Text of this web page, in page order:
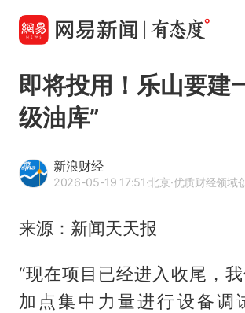
即将投用！乐山要建
级油库”
新浪财经
2026-05-19 17:51·北京·优质财经领域创作
来源：新闻天天报
“现在项目已经进入收尾，
加点集中力量进行设备调